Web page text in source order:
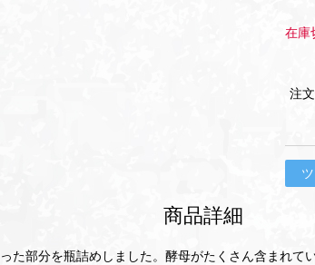
在庫
注
商品詳細
た部分を瓶詰めしました。酵母がたくさん含まれ